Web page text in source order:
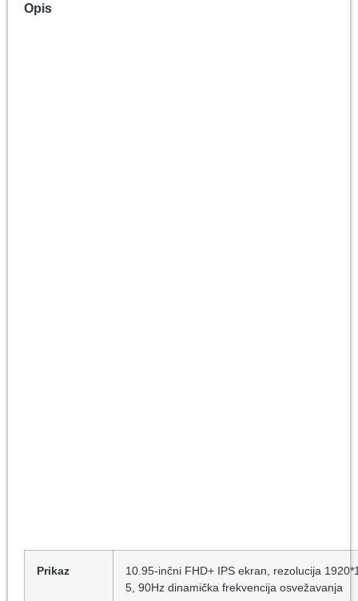
Opis
Prikaz
10.95-inčni FHD+ IPS ekran, rezolucija
5, 90Hz dinamička frekvencija osvežavanja